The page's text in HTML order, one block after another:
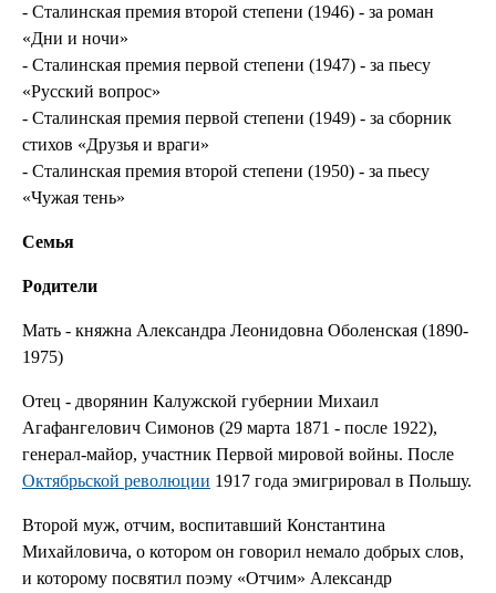
- Сталинская премия второй степени (1946) - за роман
«Дни и ночи»
- Сталинская премия первой степени (1947) - за пьесу
«Русский вопрос»
- Сталинская премия первой степени (1949) - за сборник
стихов «Друзья и враги»
- Сталинская премия второй степени (1950) - за пьесу
«Чужая тень»
Семья
Родители
Мать - княжна Александра Леонидовна Оболенская (1890-
1975)
Отец - дворянин Калужской губернии Михаил
Агафангелович Симонов (29 марта 1871 - после 1922),
генерал-майор, участник Первой мировой войны. После
Октябрьской революции 1917 года эмигрировал в Польшу.
Второй муж, отчим, воспитавший Константина
Михайловича, о котором он говорил немало добрых слов,
и которому посвятил поэму «Отчим» Александр